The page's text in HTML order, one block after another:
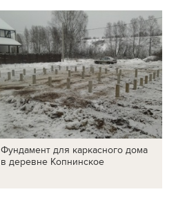
Фундамент для каркасного дома
в деревне Копнинское